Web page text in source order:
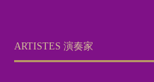
ARTISTES 演奏家